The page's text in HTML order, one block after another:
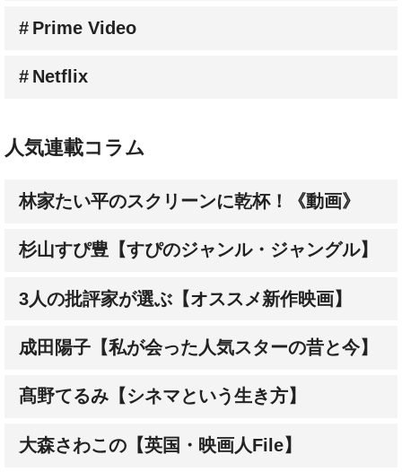
Netflix
林家たい平のスクリーンに乾杯！《動画》
杉山すぴ豊【すぴのジャンル・ジャングル】
3人の批評家が選ぶ【オススメ新作映画】
成田陽子【私が会った人気スターの昔と今】
髙野てるみ【シネマという生き方】
大森さわこの【英国・映画人File】
大森さわこの【英国の名コラボ】